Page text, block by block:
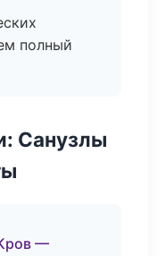
полный
Санузлы
—